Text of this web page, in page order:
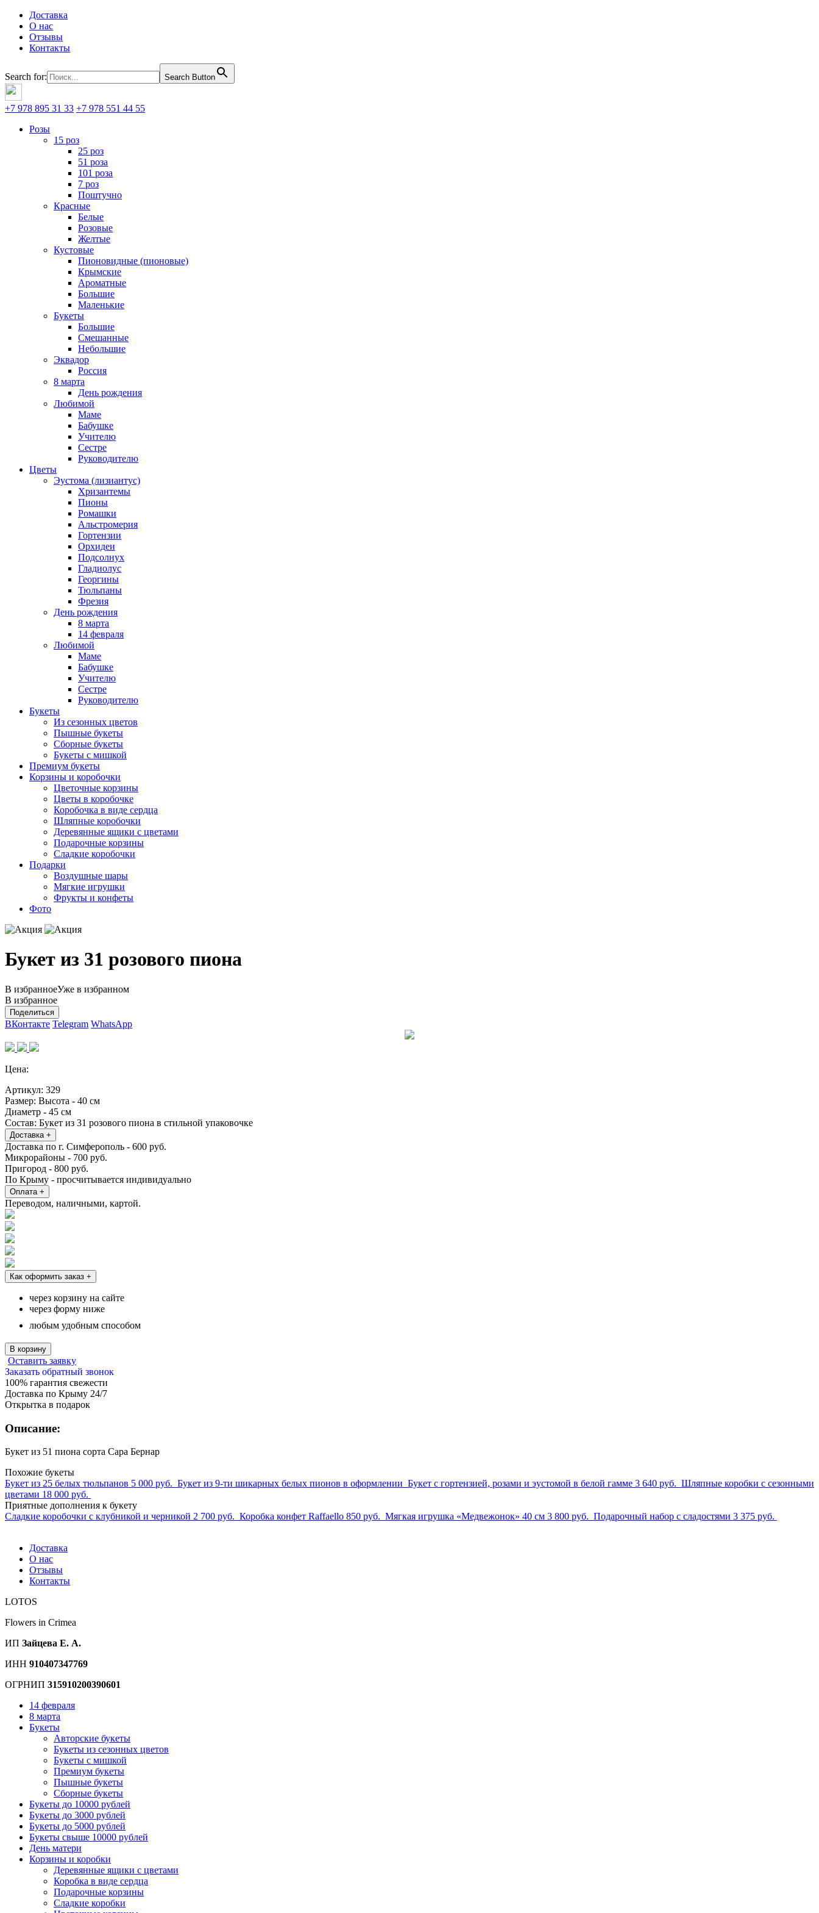
Доставка
О нас
Отзывы
Контакты
Search for: Search Button
+7 978 895 31 33 +7 978 551 44 55
Розы
15 роз
25 роз
51 роза
101 роза
7 роз
Поштучно
Красные
Белые
Розовые
Желтые
Кустовые
Пионовидные (пионовые)
Крымские
Ароматные
Большие
Маленькие
Букеты
Большие
Смешанные
Небольшие
Эквадор
Россия
8 марта
День рождения
Любимой
Маме
Бабушке
Учителю
Сестре
Руководителю
Цветы
Эустома (лизиантус)
Хризантемы
Пионы
Ромашки
Альстромерия
Гортензии
Орхидеи
Подсолнух
Гладиолус
Георгины
Тюльпаны
Фрезия
День рождения
8 марта
14 февраля
Любимой
Маме
Бабушке
Учителю
Сестре
Руководителю
Букеты
Из сезонных цветов
Пышные букеты
Сборные букеты
Букеты с мишкой
Премиум букеты
Корзины и коробочки
Цветочные корзины
Цветы в коробочке
Коробочка в виде сердца
Шляпные коробочки
Деревянные ящики с цветами
Подарочные корзины
Сладкие коробочки
Подарки
Воздушные шары
Мягкие игрушки
Фрукты и конфеты
Фото
Букет из 31 розового пиона
В избранноеУже в избранном
В избранное
Поделиться
ВКонтакте Telegram WhatsApp
Цена:
Артикул: 329
Размер: Высота - 40 см
Диаметр - 45 см
Состав: Букет из 31 розового пиона в стильной упаковочке
Доставка +
Доставка по г. Симферополь - 600 руб.
Микрорайоны - 700 руб.
Пригород - 800 руб.
По Крыму - просчитывается индивидуально
Оплата +
Переводом, наличными, картой.
Как оформить заказ +
через корзину на сайте
через форму ниже
любым удобным способом
В корзину
Оставить заявку
Заказать обратный звонок
100% гарантия свежести
Доставка по Крыму 24/7
Открытка в подарок
Описание:
Букет из 51 пиона сорта Сара Бернар
Похожие букеты
Букет из 25 белых тюльпанов 5 000 руб. Букет из 9-ти шикарных белых пионов в оформлении Букет с гортензией, розами и эустомой в белой гамме 3 640 руб. Шляпные коробки с сезонными
цветами 18 000 руб.
Приятные дополнения к букету
Сладкие коробочки с клубникой и черникой 2 700 руб. Коробка конфет Raffaello 850 руб. Мягкая игрушка «Медвежонок» 40 см 3 800 руб. Подарочный набор с сладостями 3 375 руб.
Доставка
О нас
Отзывы
Контакты
LOTOS
Flowers in Crimea
ИП Зайцева Е. А.
ИНН 910407347769
ОГРНИП 315910200390601
14 февраля
8 марта
Букеты
Авторские букеты
Букеты из сезонных цветов
Букеты с мишкой
Премиум букеты
Пышные букеты
Сборные букеты
Букеты до 10000 рублей
Букеты до 3000 рублей
Букеты до 5000 рублей
Букеты свыше 10000 рублей
День матери
Корзины и коробки
Деревянные ящики с цветами
Коробка в виде сердца
Подарочные корзины
Сладкие коробки